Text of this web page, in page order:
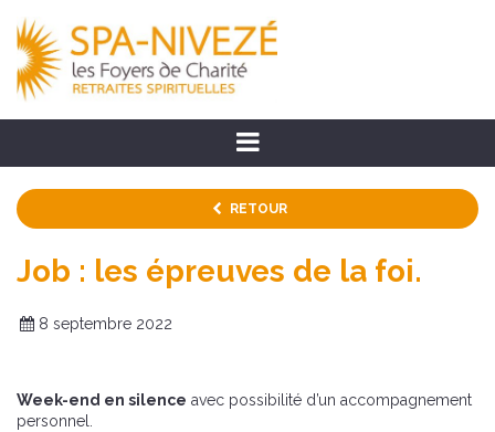
RETOUR
Job : les épreuves de la foi.
8 septembre 2022
Week-end en silence avec possibilité d’un accompagnement
personnel.